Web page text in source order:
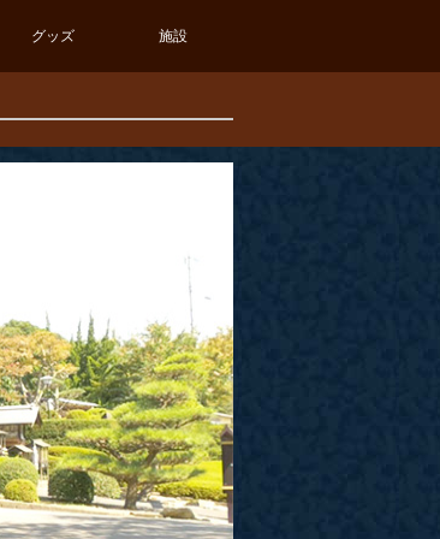
グッズ 施設